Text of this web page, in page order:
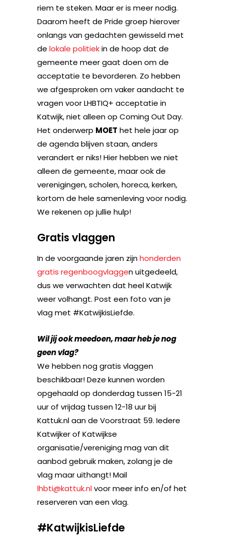
riem te steken. Maar er is meer nodig.
Daarom heeft de Pride groep hierover
onlangs van gedachten gewisseld met
de lokale politiekin de hoop dat de
gemeente meer gaat doen om de
acceptatie te bevorderen. Zo hebben
we afgesproken om vaker aandacht te
vragen voor LHBTIQ+ acceptatie in
Katwijk, niet alleen op Coming Out Day.
Het onderwerp MOET het hele jaar op
de agenda blijven staan, anders
verandert er niks! Hier hebben we niet
alleen de gemeente, maar ook de
verenigingen, scholen, horeca, kerken,
kortom de hele samenleving voor nodig.
We rekenen op jullie hulp!
Gratis vlaggen
In de voorgaande jaren zijnhonderden
gratis regenboogvlaggen uitgedeeld,
dus we verwachten dat heel Katwijk
weer volhangt. Post een foto van je
vlag met #KatwijkisLiefde.
Wil jij ook meedoen, maar heb je nog
geen vlag?
We hebben nog gratis vlaggen
beschikbaar! Deze kunnen worden
opgehaald op donderdag tussen 15-21
uur of vrijdag tussen 12-18 uur bij
Kattuk.nl aan de Voorstraat 59. Iedere
Katwijker of Katwijkse
organisatie/vereniging mag van dit
aanbod gebruik maken, zolang je de
vlag maar uithangt! Mail
lhbti@kattuk.nlvoor meer info en/of het
reserveren van een vlag.
#KatwijkisLiefde